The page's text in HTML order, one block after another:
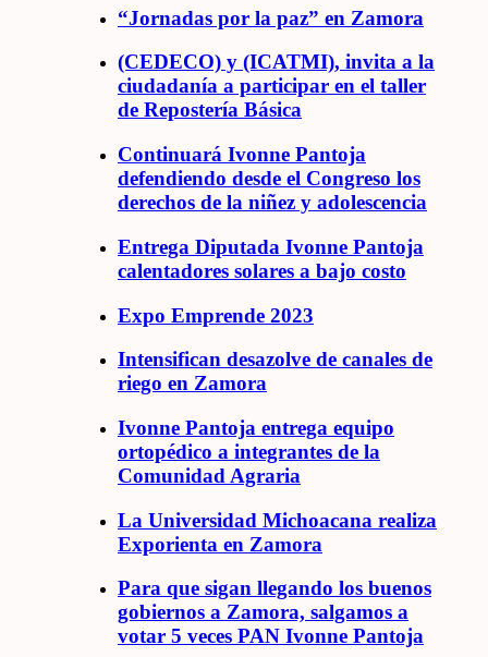
“Jornadas por la paz” en Zamora
(CEDECO) y (ICATMI), invita a la
ciudadanía a participar en el taller
de Repostería Básica
Continuará Ivonne Pantoja
defendiendo desde el Congreso los
derechos de la niñez y adolescencia
Entrega Diputada Ivonne Pantoja
calentadores solares a bajo costo
Expo Emprende 2023
Intensifican desazolve de canales de
riego en Zamora
Ivonne Pantoja entrega equipo
ortopédico a integrantes de la
Comunidad Agraria
La Universidad Michoacana realiza
Exporienta en Zamora
Para que sigan llegando los buenos
gobiernos a Zamora, salgamos a
votar 5 veces PAN Ivonne Pantoja